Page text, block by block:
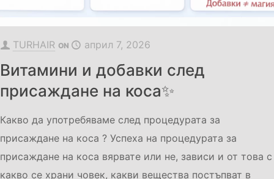
TURHAIR ON април 7, 2026
Витамини и добавки след
присаждане на коса✨
Какво да употребяваме след процедурата за
присаждане на коса ? Успеха на процедурата за
присаждане на коса вярвате или не, зависи и от това с
какво се храни човек, какви вещества постъпват в